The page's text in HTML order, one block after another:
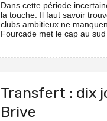
Dans cette période
la touche. Il faut savoir
clubs ambitieux ne
Fourcade met le cap au
Transfert : dix
Brive